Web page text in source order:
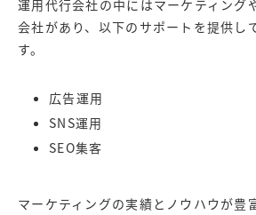
運用代行会社の中にはマーケティング
会社があり、以下のサポートを提供し
す。
広告運用
SNS運用
SEO集客
マーケティングの実績とノウハウが豊